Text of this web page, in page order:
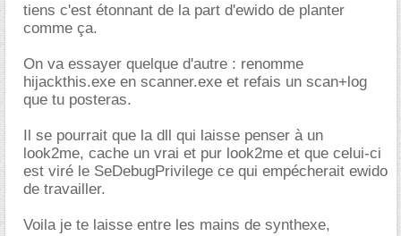
tiens c'est étonnant de la part d'ewido de planter
comme ça.
On va essayer quelque d'autre : renomme
hijackthis.exe en scanner.exe et refais un scan+log
que tu posteras.
Il se pourrait que la dll qui laisse penser à un
look2me, cache un vrai et pur look2me et que celui-ci
est viré le SeDebugPrivilege ce qui empécherait ewido
de travailler.
Voila je te laisse entre les mains de synthexe,